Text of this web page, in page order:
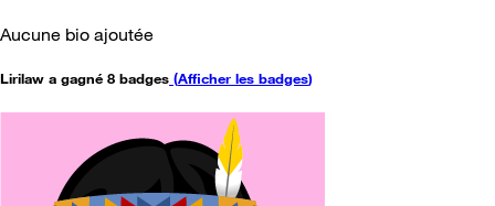
Aucune bio ajoutée
Lirilaw a gagné 8 badges (Afficher les badges)